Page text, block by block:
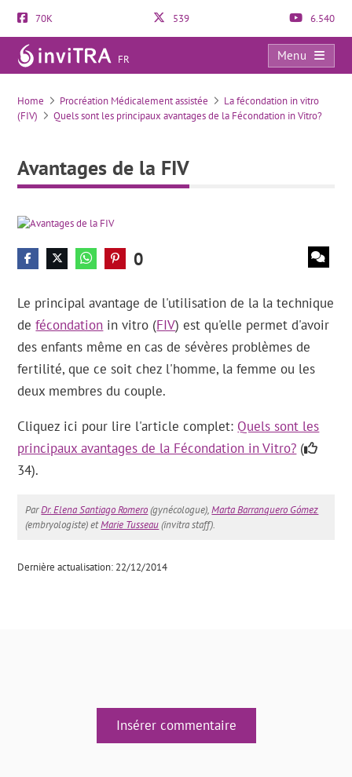
70K 539 6.540
FR
Menu
Avantages de la FIV
Home Procréation Médicalement assistée
La fécondation in vitro
(FIV)
Quels sont les principaux avantages de la Fécondation in Vitro?
Avantages de la FIV
0
Le principal avantage de l'utilisation de la la technique
defécondation in vitro (FIV) est qu'elle permet d'avoir
des enfants même en cas de sévères problèmes de
fertilité, que ce soit chez l'homme, la femme ou les
deux membres du couple.
Cliquez ici pour lire l'article complet: Quels sont les
principaux avantages de la Fécondation in Vitro? (
34).
ParDr. Elena Santiago Romero(gynécologue),Marta Barranquero Gómez
(embryologiste) etMarie Tusseau(invitra staff).
Dernière actualisation: 22/12/2014
Insérer commentaire